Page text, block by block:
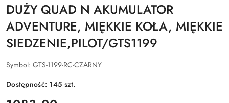
DUŻY QUAD N AKUMULATOR
ADVENTURE, MIĘKKIE KOŁA, MIĘKKIE
SIEDZENIE,PILOT/GTS1199
Symbol: GTS-1199-RC-CZARNY
Dostępność: 145 szt.